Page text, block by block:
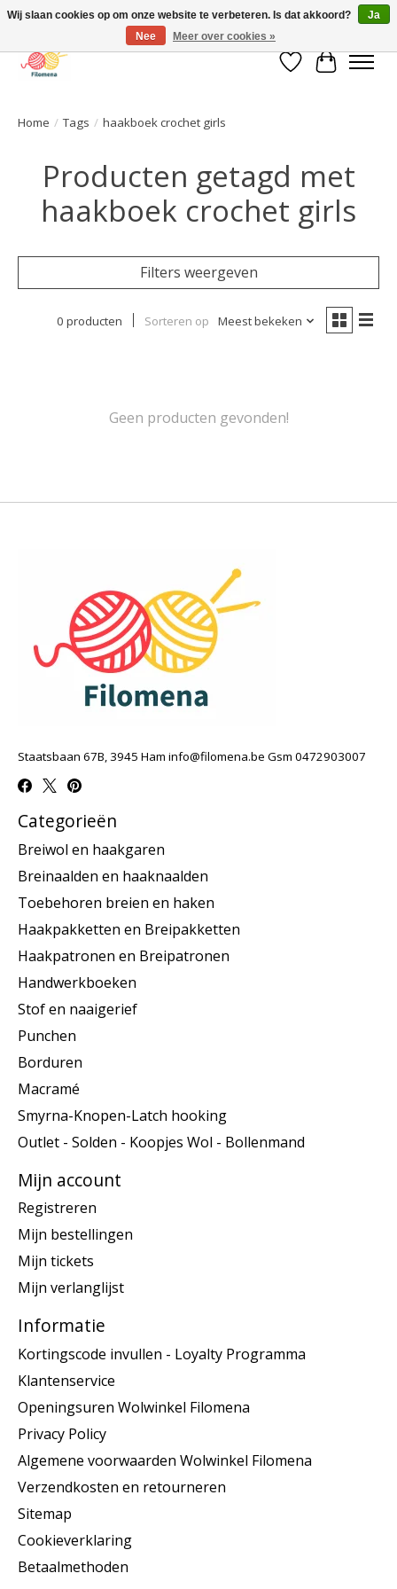
Verlanglijst
Home / Tags / haakboek crochet girls
Producten getagd met
haakboek crochet girls
Filters weergeven
0 producten Sorteren op Meest bekeken
Geen producten gevonden!
Staatsbaan 67B, 3945 Ham info@filomena.be Gsm 0472903007
Categorieën
Breiwol en haakgaren
Breinaalden en haaknaalden
Toebehoren breien en haken
Haakpakketten en Breipakketten
Haakpatronen en Breipatronen
Handwerkboeken
Stof en naaigerief
Punchen
Borduren
Macramé
Smyrna-Knopen-Latch hooking
Outlet - Solden - Koopjes Wol - Bollenmand
Mijn account
Registreren
Mijn bestellingen
Mijn tickets
Mijn verlanglijst
Informatie
Kortingscode invullen - Loyalty Programma
Klantenservice
Openingsuren Wolwinkel Filomena
Privacy Policy
Algemene voorwaarden Wolwinkel Filomena
Verzendkosten en retourneren
Sitemap
Cookieverklaring
Betaalmethoden
Wij slaan cookies op om onze website te verbeteren. Is dat akkoord?
Ja
Nee
Meer over cookies »